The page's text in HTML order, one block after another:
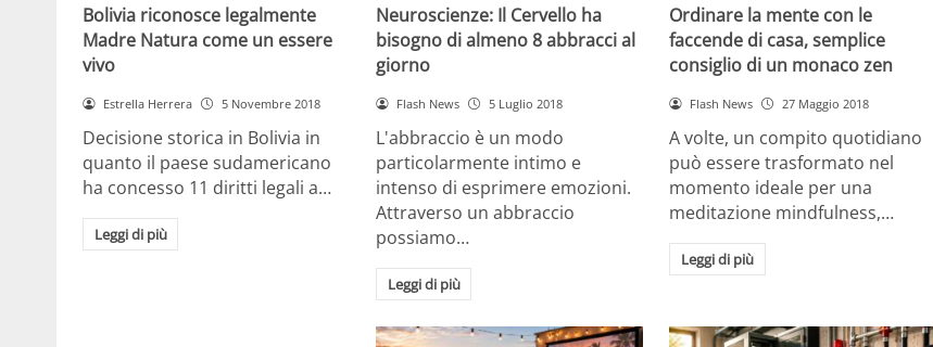
Bolivia riconosce legalmente
Madre Natura come un essere
vivo
Estrella Herrera 5 Novembre 2018
Decisione storica in Bolivia in
quanto il paese sudamericano
ha concesso 11 diritti legali a…
Leggi di più
Neuroscienze: Il Cervello ha
bisogno di almeno 8 abbracci al
giorno
Flash News 5 Luglio 2018
L'abbraccio è un modo
particolarmente intimo e
intenso di esprimere emozioni.
Attraverso un abbraccio
possiamo…
Leggi di più
Ordinare la mente con le
faccende di casa, semplice
consiglio di un monaco zen
Flash News 27 Maggio 2018
A volte, un compito quotidiano
può essere trasformato nel
momento ideale per una
meditazione mindfulness,…
Leggi di più